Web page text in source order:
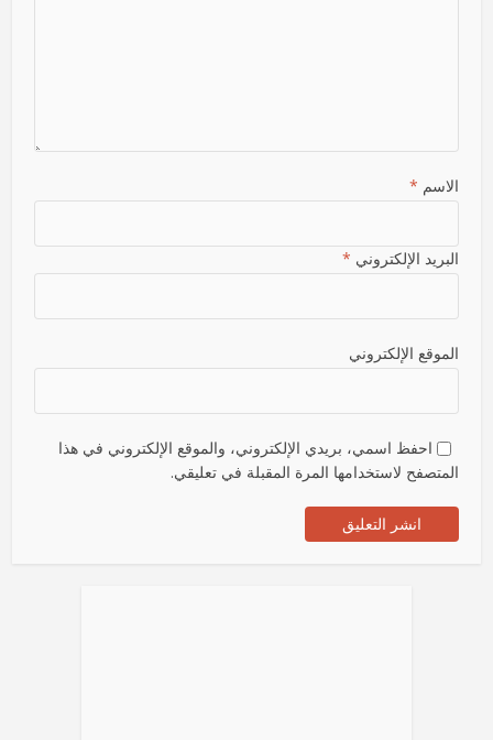
الاسم *
البريد الإلكتروني *
الموقع الإلكتروني
احفظ اسمي، بريدي الإلكتروني، والموقع الإلكتروني في هذا
المتصفح لاستخدامها المرة المقبلة في تعليقي.